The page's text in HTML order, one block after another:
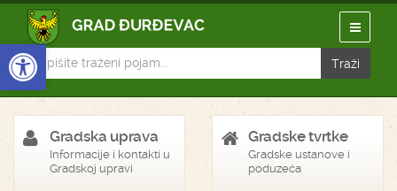
Open toolbar
Gradska uprava
Informacije i kontakti u
Gradskoj upravi
Gradske tvrtke
Gradske ustanove i
poduzeća